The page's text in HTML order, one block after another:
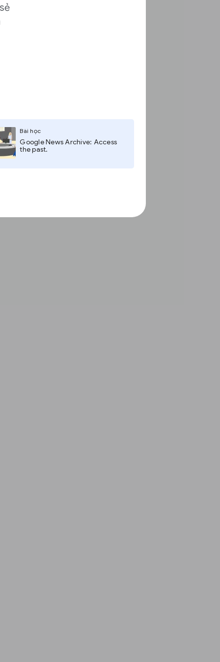
Bài học
Google News Archive: Access
the past.